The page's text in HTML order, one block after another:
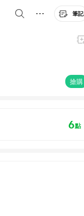
筆記
搶購
6點